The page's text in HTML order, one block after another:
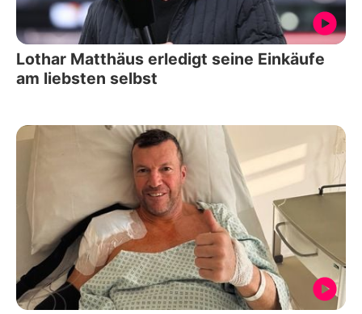
Lothar Matthäus erledigt seine Einkäufe
am liebsten selbst